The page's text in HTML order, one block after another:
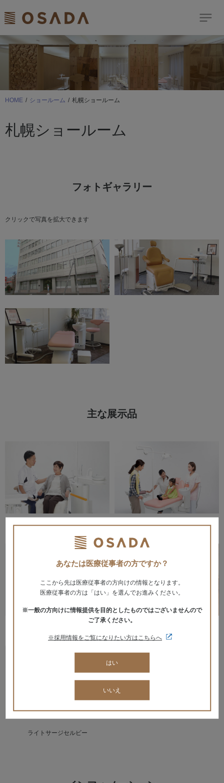
あなたは医療従事者の方ですか？
ここから先は医療従事者の方向けの情報となります。
医療従事者の方は「はい」を選んでお進みください。
※一般の方向けに情報提供を目的としたものではございませんので
ご了承ください。
※採用情報をご覧になりたい方はこちらへ
はい
いいえ
検索
Dream Comes True
歯科商品のご案内
イベント
修理依頼はこちら
OSADAグループサイト
獣医科サイト
医科サイト
個人情報保護
HOME ショールーム 札幌ショールーム
札幌ショールーム
フォトギャラリー
クリックで写真を拡大できます
主な展示品
ライトサージセルビー